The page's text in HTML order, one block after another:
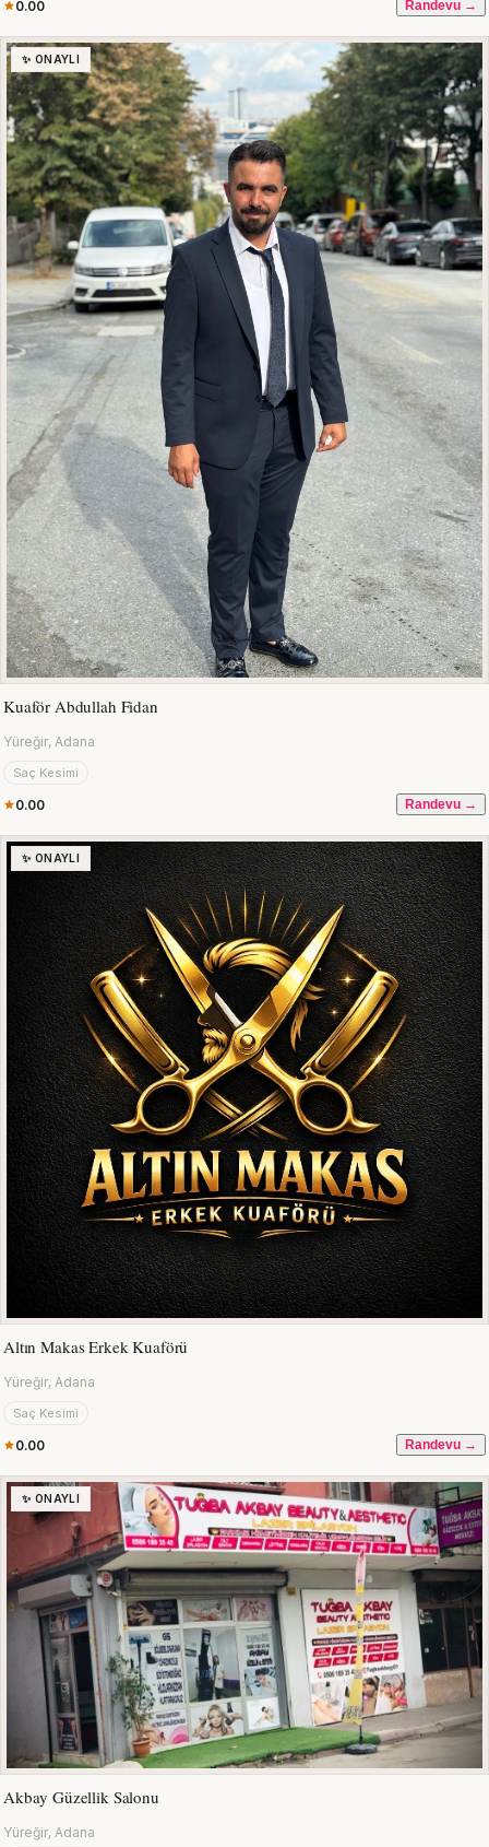
0.00 Randevu →
✨ ONAYLI
Kuaför Abdullah Fidan
Yüreğir, Adana
Saç Kesimi
0.00 Randevu →
✨ ONAYLI
Altın Makas Erkek Kuaförü
Yüreğir, Adana
Saç Kesimi
0.00 Randevu →
✨ ONAYLI
Akbay Güzellik Salonu
Yüreğir, Adana